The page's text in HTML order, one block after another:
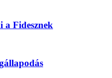
a Fidesznek